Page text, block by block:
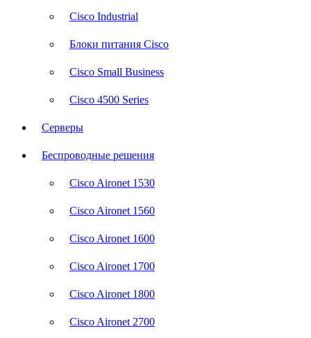
Cisco Industrial
Блоки питания Cisco
Cisco Small Business
Cisco 4500 Series
Серверы
Беспроводные решения
Cisco Aironet 1530
Cisco Aironet 1560
Cisco Aironet 1600
Cisco Aironet 1700
Cisco Aironet 1800
Cisco Aironet 2700